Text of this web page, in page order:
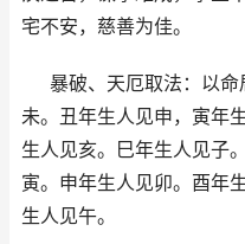
宅不安，慈善为佳。
暴破、天厄取法：以
未。丑年生人见申，寅年
生人见亥。巳年生人见子
寅。申年生人见卯。酉年
生人见午。